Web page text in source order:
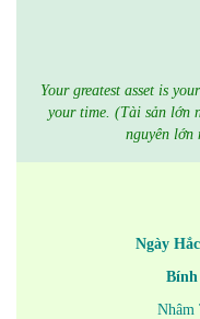
Your greatest asset is
your time. (Tài sản lớn
nguyên lớn
Ngày
Bính
Nhâm